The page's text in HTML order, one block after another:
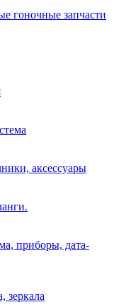
гоночные запчасти
аксессуары
приборы, дата-
зеркала